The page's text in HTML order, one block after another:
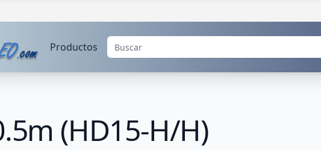
Productos
(HD15-H/H)